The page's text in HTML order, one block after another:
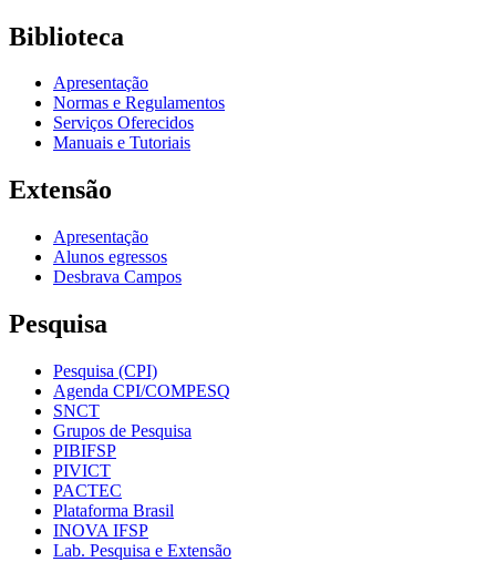
Biblioteca
Apresentação
Normas e Regulamentos
Serviços Oferecidos
Manuais e Tutoriais
Extensão
Apresentação
Alunos egressos
Desbrava Campos
Pesquisa
Pesquisa (CPI)
Agenda CPI/COMPESQ
SNCT
Grupos de Pesquisa
PIBIFSP
PIVICT
PACTEC
Plataforma Brasil
INOVA IFSP
Lab. Pesquisa e Extensão